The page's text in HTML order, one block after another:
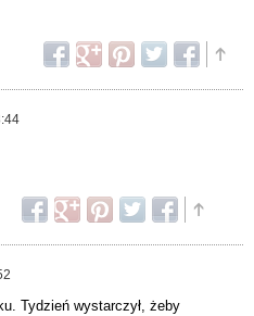
Tydzień wystarczył, żeby